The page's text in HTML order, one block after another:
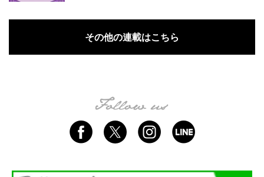
その他の連載はこちら